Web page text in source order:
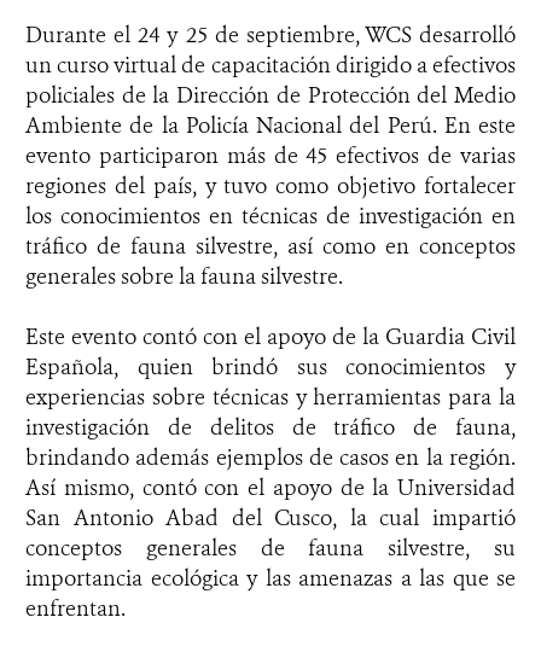
Durante el 24 y 25 de septiembre, WCS desarrolló
un curso virtual de capacitación dirigido a efectivos
policiales de la Dirección de Protección del Medio
Ambiente de la Policía Nacional del Perú. En este
evento participaron más de 45 efectivos de varias
regiones del país, y tuvo como objetivo fortalecer
los conocimientos en técnicas de investigación en
tráfico de fauna silvestre, así como en conceptos
generales sobre la fauna silvestre.
Este evento contó con el apoyo de la Guardia Civil
Española, quien brindó sus conocimientos y
experiencias sobre técnicas y herramientas para la
investigación de delitos de tráfico de fauna,
brindando además ejemplos de casos en la región.
Así mismo, contó con el apoyo de la Universidad
San Antonio Abad del Cusco, la cual impartió
conceptos generales de fauna silvestre, su
importancia ecológica y las amenazas a las que se
enfrentan.